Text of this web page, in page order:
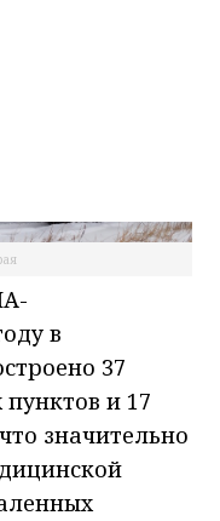
в
37
и 17
значительно